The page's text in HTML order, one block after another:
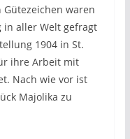
waren
aller Welt gefragt
1904 in St.
ihre Arbeit mit
Nach wie vor ist
Majolika zu